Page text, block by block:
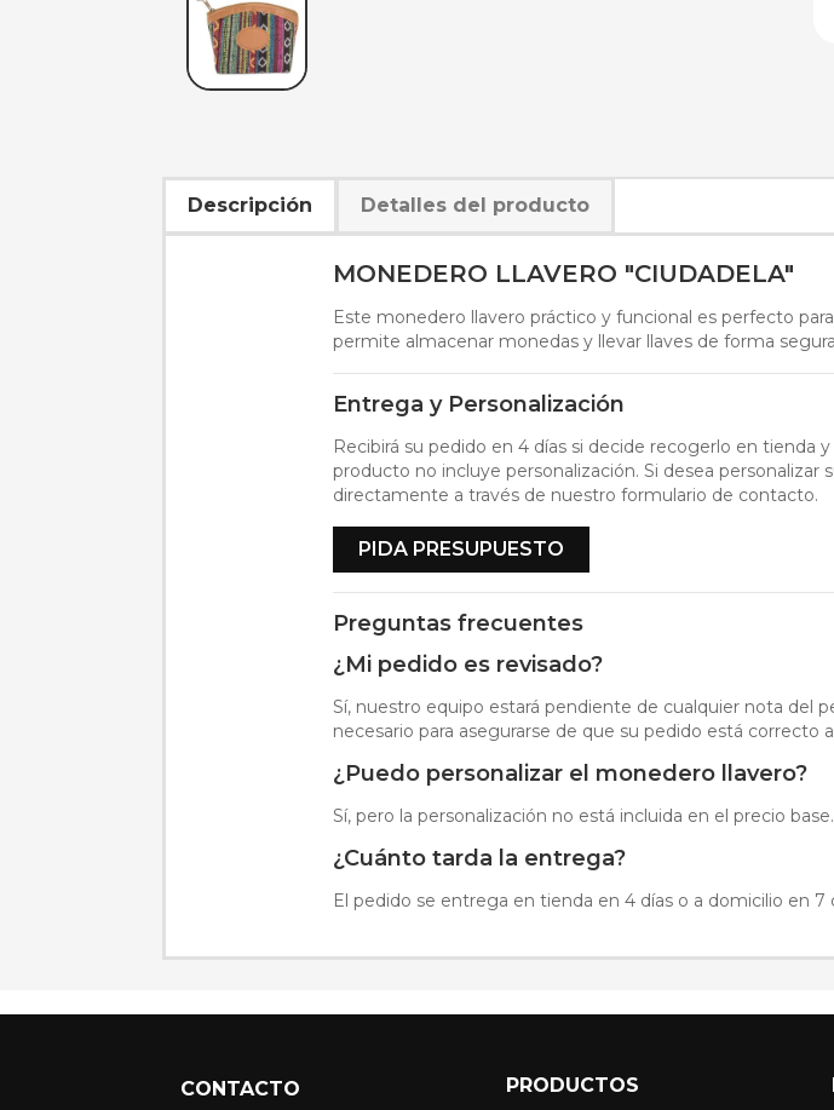
Descripción Detalles del producto
MONEDERO LLAVERO "CIUDADELA"
Este monedero llavero práctico y funcional es perfecto
permite almacenar monedas y llevar llaves de forma
Entrega y Personalización
Recibirá su pedido en 4 días si decide recogerlo en tienda
producto no incluye personalización. Si desea
directamente a través de nuestro formulario de contacto.
PIDA PRESUPUESTO
Preguntas frecuentes
¿Mi pedido es revisado?
Sí, nuestro equipo estará pendiente de cualquier nota del
necesario para asegurarse de que su pedido está correcto
¿Puedo personalizar el monedero llavero?
Sí, pero la personalización no está incluida en el precio
¿Cuánto tarda la entrega?
El pedido se entrega en tienda en 4 días o a domicilio en 7
CONTACTO PRODUCTOS